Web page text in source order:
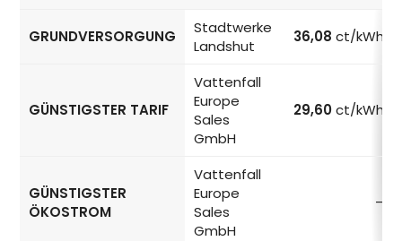
Strompreise in Landshut nach Tarif-Kategorie
GRUNDVERSORGUNG
Stadtwerke
Landshut
36,08 ct/kWh
GÜNSTIGSTER TARIF
Vattenfall
Europe
Sales
GmbH
29,60ct/kWh
GÜNSTIGSTER
ÖKOSTROM
Vattenfall
Europe
Sales
GmbH
–